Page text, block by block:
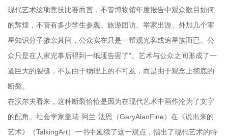
现代艺术这项竞技比赛而言，不管博物馆年度报告中观众数目如何
的辉煌，不管有多少学生参观、旅游团访、举家出游、外加几个零
星知识分子掺杂其间，公众实在只是一帮观光客或追星族而已。公
众只是在人家完事后得到一纸通告罢了”。艺术与公众之间形成了一
道巨大的裂缝，不是由于物理上的不可及，而是由于观念上彻底的
断裂。
在沃尔夫看来，这种断裂恰恰是因为在现代艺术中画作沦为了文字
的配角。社会学家盖瑞·阿兰·法恩（GaryAlanFine）在《说出来的
艺术》（TalkingArt）一书中延续了这一观点，指出了现代艺术的特